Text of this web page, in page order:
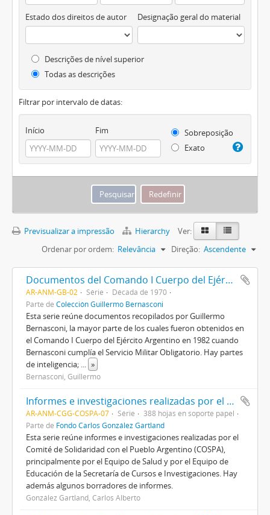
Estado dos direitos de autor Designação geral do material
Descrições de nível superior
Todas as descrições
Filtrar por intervalo de datas:
Início Fim
Sobreposição
Exato
Previsualizar a impressão Hierarchy
Ver:
Ordenar por ordem: Relevância Direção: Ascendente
Documentos del Comando I Cuerpo del Ejército Argentino
AR-ANM-GB-02 Série
Década de 1970
Parte de Colección Guillermo Bernasconi
Esta serie reúne documentos recopilados por Guillermo
Bernasconi, la mayor parte de los cuales fueron obtenidos en
el Comando I Cuerpo del Ejército Argentino en 1982 cuando
Bernasconi cumplía el Servicio Militar Obligatorio. Hay partes
de inteligencia; ... »
Bernasconi, Guillermo
Informes e investigaciones realizadas por el Comité de Solidaridad con el Pueblo Argentino (COSPA)
AR-ANM-CGG-COSPA-07 Série
388 hojas en soporte papel
Parte de Fondo Carlos González Gartland
Esta serie reúne informes e investigaciones realizadas por el
Comité de Solidaridad con el Pueblo Argentino (COSPA),
principalmente por el Equipo de Salud y por el Equipo de
Educación de la Secretaría de Cursos e Investigaciones. Hay
además algunos borradores de informes.
González Gartland, Carlos Alberto